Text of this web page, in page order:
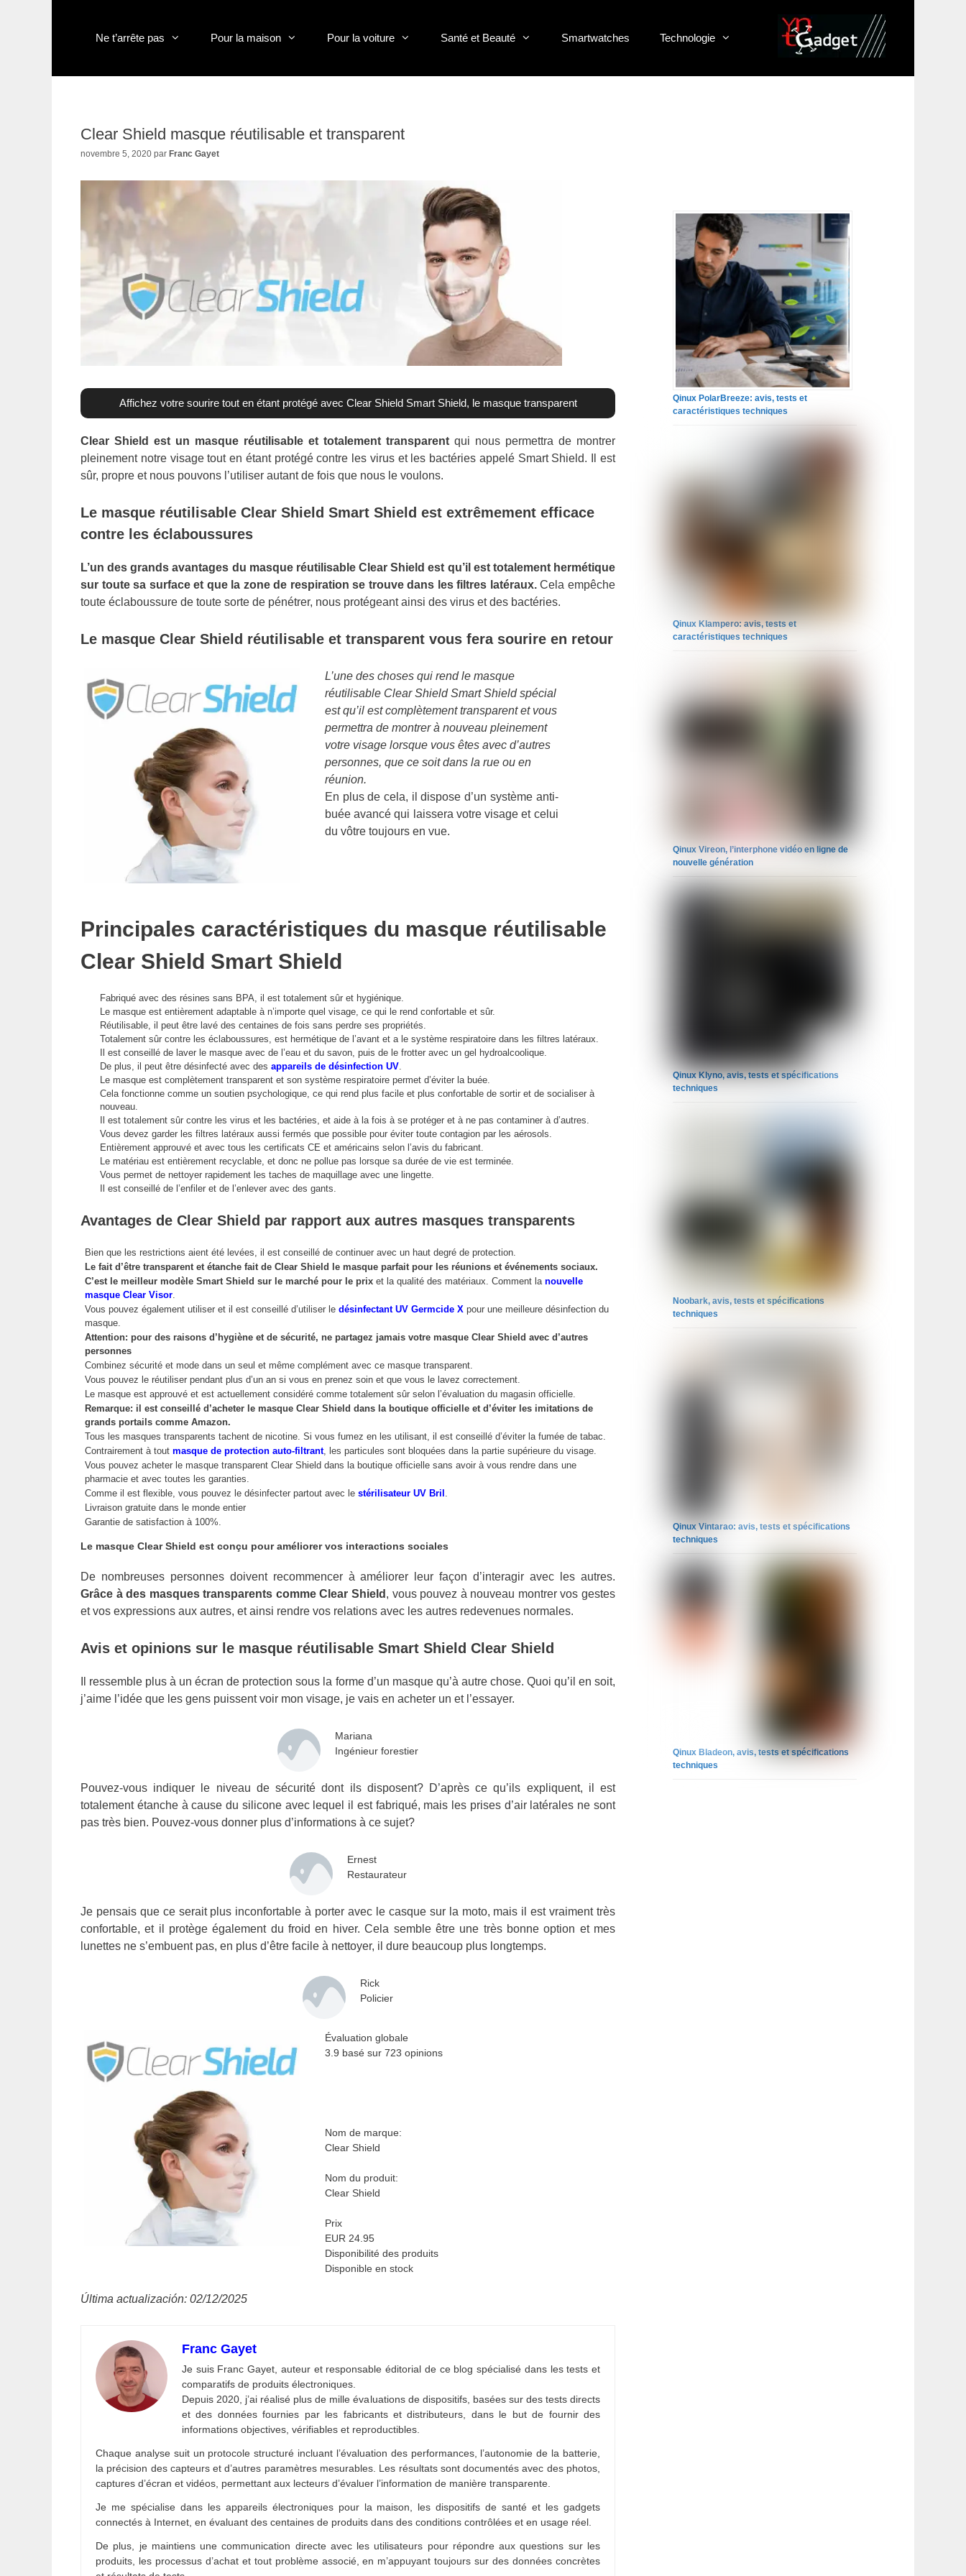
Ne t’arrête pas Pour la maison Pour la voiture Santé et Beauté Smartwatches Technologie
Clear Shield masque réutilisable et transparent
novembre 5, 2020 par Franc Gayet
Affichez votre sourire tout en étant protégé avec Clear Shield Smart Shield, le masque transparent
Clear Shield est un masque réutilisable et totalement transparent qui nous permettra de montrer
pleinement notre visage tout en étant protégé contre les virus et les bactéries appelé Smart Shield. Il est
sûr, propre et nous pouvons l’utiliser autant de fois que nous le voulons.
Le masque réutilisable Clear Shield Smart Shield est extrêmement efficace
contre les éclaboussures
L’un des grands avantages du masque réutilisable Clear Shield est qu’il est totalement hermétique
sur toute sa surface et que la zone de respiration se trouve dans les filtres latéraux.Cela empêche
toute éclaboussure de toute sorte de pénétrer, nous protégeant ainsi des virus et des bactéries.
Le masque Clear Shield réutilisable et transparent vous fera sourire en retour
L’une des choses qui rend le masque
réutilisable Clear Shield Smart Shield spécial
est qu’il est complètement transparent et vous
permettra de montrer à nouveau pleinement
votre visage lorsque vous êtes avec d’autres
personnes, que ce soit dans la rue ou en
réunion.
En plus de cela, il dispose d’un système anti-
buée avancé qui laissera votre visage et celui
du vôtre toujours en vue.
Principales caractéristiques du masque réutilisable
Clear Shield Smart Shield
Fabriqué avec des résines sans BPA, il est totalement sûr et hygiénique.
Le masque est entièrement adaptable à n’importe quel visage, ce qui le rend confortable et sûr.
Réutilisable, il peut être lavé des centaines de fois sans perdre ses propriétés.
Totalement sûr contre les éclaboussures, est hermétique de l’avant et a le système respiratoire dans les filtres latéraux.
Il est conseillé de laver le masque avec de l’eau et du savon, puis de le frotter avec un gel hydroalcoolique.
De plus, il peut être désinfecté avec des appareils de désinfection UV.
Le masque est complètement transparent et son système respiratoire permet d’éviter la buée.
Cela fonctionne comme un soutien psychologique, ce qui rend plus facile et plus confortable de sortir et de socialiser à
nouveau.
Il est totalement sûr contre les virus et les bactéries, et aide à la fois à se protéger et à ne pas contaminer à d’autres.
Vous devez garder les filtres latéraux aussi fermés que possible pour éviter toute contagion par les aérosols.
Entièrement approuvé et avec tous les certificats CE et américains selon l’avis du fabricant.
Le matériau est entièrement recyclable, et donc ne pollue pas lorsque sa durée de vie est terminée.
Vous permet de nettoyer rapidement les taches de maquillage avec une lingette.
Il est conseillé de l’enfiler et de l’enlever avec des gants.
Avantages de Clear Shield par rapport aux autres masques transparents
Bien que les restrictions aient été levées, il est conseillé de continuer avec un haut degré de protection.
Le fait d’être transparent et étanche fait de Clear Shield le masque parfait pour les réunions et événements sociaux.
C’est le meilleur modèle Smart Shield sur le marché pour le prix et la qualité des matériaux. Comment la nouvelle
masque Clear Visor.
Vous pouvez également utiliser et il est conseillé d’utiliser le désinfectant UV Germcide X pour une meilleure désinfection du
masque.
Attention: pour des raisons d’hygiène et de sécurité, ne partagez jamais votre masque Clear Shield avec d’autres
personnes
Combinez sécurité et mode dans un seul et même complément avec ce masque transparent.
Vous pouvez le réutiliser pendant plus d’un an si vous en prenez soin et que vous le lavez correctement.
Le masque est approuvé et est actuellement considéré comme totalement sûr selon l’évaluation du magasin officielle.
Remarque: il est conseillé d’acheter le masque Clear Shield dans la boutique officielle et d’éviter les imitations de
grands portails comme Amazon.
Tous les masques transparents tachent de nicotine. Si vous fumez en les utilisant, il est conseillé d’éviter la fumée de tabac.
Contrairement à tout masque de protection auto-filtrant, les particules sont bloquées dans la partie supérieure du visage.
Vous pouvez acheter le masque transparent Clear Shield dans la boutique officielle sans avoir à vous rendre dans une
pharmacie et avec toutes les garanties.
Comme il est flexible, vous pouvez le désinfecter partout avec le stérilisateur UV Bril .
Livraison gratuite dans le monde entier
Garantie de satisfaction à 100%.
Le masque Clear Shield est conçu pour améliorer vos interactions sociales
De nombreuses personnes doivent recommencer à améliorer leur façon d’interagir avec les autres.
Grâce à des masques transparents comme Clear Shield , vous pouvez à nouveau montrer vos gestes
et vos expressions aux autres, et ainsi rendre vos relations avec les autres redevenues normales.
Avis et opinions sur le masque réutilisable Smart Shield Clear Shield
Il ressemble plus à un écran de protection sous la forme d’un masque qu’à autre chose. Quoi qu’il en soit,
j’aime l’idée que les gens puissent voir mon visage, je vais en acheter un et l’essayer.
Mariana
Ingénieur forestier
Pouvez-vous indiquer le niveau de sécurité dont ils disposent? D’après ce qu’ils expliquent, il est
totalement étanche à cause du silicone avec lequel il est fabriqué, mais les prises d’air latérales ne sont
pas très bien. Pouvez-vous donner plus d’informations à ce sujet?
Ernest
Restaurateur
Je pensais que ce serait plus inconfortable à porter avec le casque sur la moto, mais il est vraiment très
confortable, et il protège également du froid en hiver. Cela semble être une très bonne option et mes
lunettes ne s’embuent pas, en plus d’être facile à nettoyer, il dure beaucoup plus longtemps.
Rick
Policier
Évaluation globale
3.9 basé sur 723 opinions
Nom de marque:
Clear Shield
Nom du produit:
Clear Shield
Prix
EUR 24.95
Disponibilité des produits
Disponible en stock
Última actualización: 02/12/2025
Franc Gayet
Je suis Franc Gayet, auteur et responsable éditorial de ce blog spécialisé dans les tests et
comparatifs de produits électroniques.
Depuis 2020, j’ai réalisé plus de mille évaluations de dispositifs, basées sur des tests directs
et des données fournies par les fabricants et distributeurs, dans le but de fournir des
informations objectives, vérifiables et reproductibles.
Chaque analyse suit un protocole structuré incluant l’évaluation des performances, l’autonomie de la batterie,
la précision des capteurs et d’autres paramètres mesurables. Les résultats sont documentés avec des photos,
captures d’écran et vidéos, permettant aux lecteurs d’évaluer l’information de manière transparente.
Je me spécialise dans les appareils électroniques pour la maison, les dispositifs de santé et les gadgets
connectés à Internet, en évaluant des centaines de produits dans des conditions contrôlées et en usage réel.
De plus, je maintiens une communication directe avec les utilisateurs pour répondre aux questions sur les
produits, les processus d’achat et tout problème associé, en m’appuyant toujours sur des données concrètes
Qinux PolarBreeze: avis, tests et
caractéristiques techniques
Qinux Klampero: avis, tests et
caractéristiques techniques
Qinux Vireon, l’interphone vidéo en ligne de
nouvelle génération
Qinux Klyno, avis, tests et spécifications
techniques
Noobark, avis, tests et spécifications
techniques
Qinux Vintarao: avis, tests et spécifications
techniques
Qinux Bladeon, avis, tests et spécifications
techniques